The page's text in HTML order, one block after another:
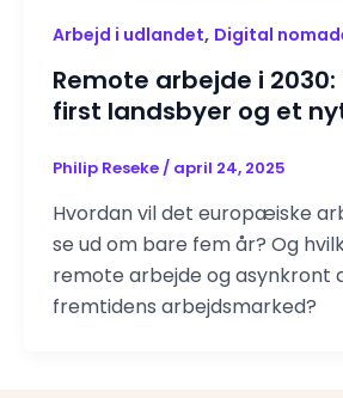
Arbejd i udlandet, Digital
Remote arbejde i
first landsbyer og et
Philip Reseke/ april 24, 2025
Hvordan vil det europæiske
se ud om bare fem år? Og
remote arbejde og asynkront
fremtidens arbejdsmarked?